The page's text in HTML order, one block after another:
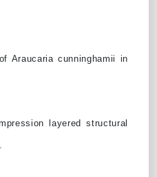
Araucaria cunninghamii in
layered structural